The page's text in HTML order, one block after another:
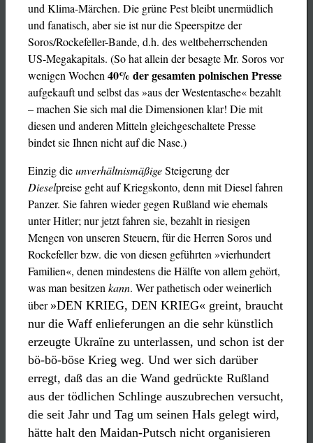
und Klima-Märchen. Die grüne Pest bleibt unermüdlich
und fanatisch, aber sie ist nur die Speerspitze der
Soros/Rockefeller-Bande, d.h. des weltbeherrschenden
US-Megakapitals. (So hat allein der besagte Mr. Soros vor
wenigen Wochen40% der gesamten polnischen Presse
aufgekauft und selbst das »aus der Westentasche« bezahlt
– machen Sie sich mal die Dimensionen klar! Die mit
diesen und anderen Mitteln gleichgeschaltete Presse
bindet sie Ihnen nicht auf die Nase.)
Einzig dieunverhältnismäßigeSteigerung der
Dieselpreise geht auf Kriegskonto, denn mit Diesel fahren
Panzer. Sie fahren wieder gegen Rußland wie ehemals
unter Hitler; nur jetzt fahren sie, bezahlt in riesigen
Mengen von unseren Steuern, für die Herren Soros und
Rockefeller bzw. die von diesen geführten »vierhundert
Familien«, denen mindestens die Hälfte von allem gehört,
was man besitzenkann. Wer pathetisch oder weinerlich
über »DEN KRIEG, DEN KRIEG« greint, braucht
nur die Waff enlieferungen an die sehr künstlich
erzeugte Ukraïne zu unterlassen, und schon ist der
bö-bö-böse Krieg weg. Und wer sich darüber
erregt, daß das an die Wand gedrückte Rußland
aus der tödlichen Schlinge auszubrechen versucht,
die seit Jahr und Tag um seinen Hals gelegt wird,
hätte halt den Maidan-Putsch nicht organisieren